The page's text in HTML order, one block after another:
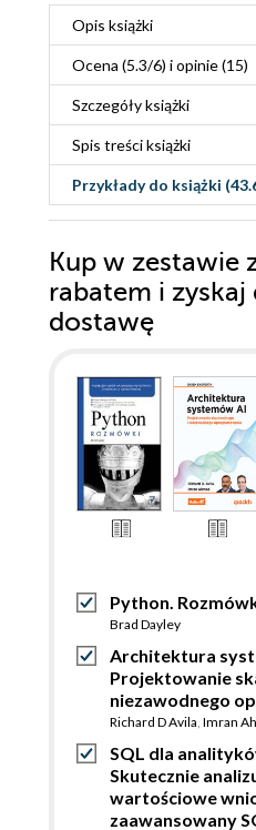
Opis książki
Ocena (5.3/6) i opinie (15)
Szczegółyksiążki
Spis treściksiążki
Przykłady do książki
Kup w zestawie
rabatem i zyskaj
dostawę
Python.
Brad Dayley
Architektura
Projektowanie
niezawodnego
Richard D Avila, Imran
SQL dla
Skutecznie
wartościowe
zaawansowany